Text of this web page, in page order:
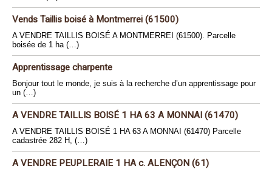
Vends Taillis boisé à Montmerrei (61500)
A VENDRE TAILLIS BOISÉ A MONTMERREI (61500). Parcelle
boisée de 1 ha (…)
Apprentissage charpente
Bonjour tout le monde, je suis à la recherche d’un apprentissage pour
un (…)
A VENDRE TAILLIS BOISÉ 1 HA 63 A MONNAI (61470)
A VENDRE TAILLIS BOISÉ 1 HA 63 A MONNAI (61470) Parcelle
cadastrée 282 H, (…)
A VENDRE PEUPLERAIE 1 HA c. ALENÇON (61)